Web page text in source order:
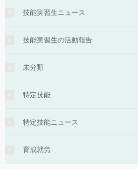
技能実習生ニュース
技能実習生の活動報告
未分類
特定技能
特定技能ニュース
育成就労